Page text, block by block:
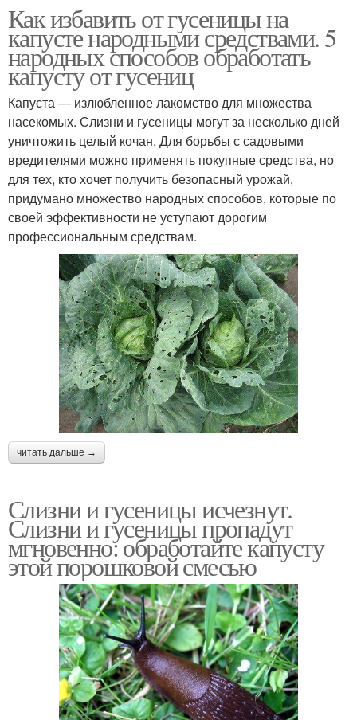
Как избавить от гусеницы на
капусте народными средствами. 5
народных способов обработать
капусту от гусениц
Капуста — излюбленное лакомство для множества
насекомых. Слизни и гусеницы могут за несколько дней
уничтожить целый кочан. Для борьбы с садовыми
вредителями можно применять покупные средства, но
для тех, кто хочет получить безопасный урожай,
придумано множество народных способов, которые по
своей эффективности не уступают дорогим
профессиональным средствам.
читать дальше →
Слизни и гусеницы исчезнут.
Слизни и гусеницы пропадут
мгновенно: обработайте капусту
этой порошковой смесью